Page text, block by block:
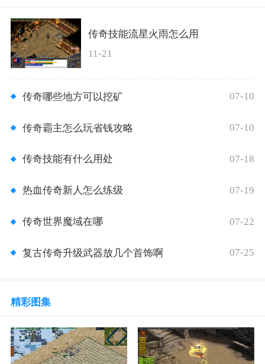
传奇技能流星火雨怎么用
11-21
传奇哪些地方可以挖矿 07-10
传奇霸主怎么玩省钱攻略 07-10
传奇技能有什么用处 07-18
热血传奇新人怎么练级 07-19
传奇世界魔域在哪 07-22
复古传奇升级武器放几个首饰啊 07-25
精彩图集